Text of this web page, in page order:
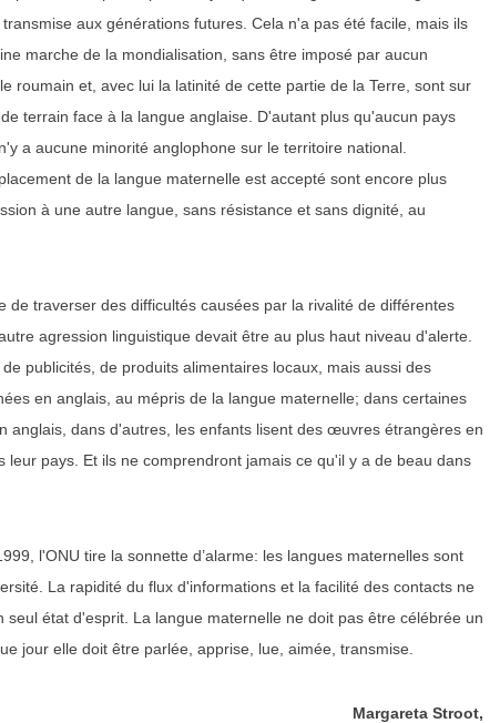
aux générations futures. Cela n'a pas été facile, mais ils
marche de la mondialisation, sans être imposé par aucun
roumain et, avec lui la latinité de cette partie de la Terre, sont sur
terrain face à la langue anglaise. D'autant plus qu'aucun pays
a aucune minorité anglophone sur le territoire national.
de la langue maternelle est accepté sont encore plus
à une autre langue, sans résistance et sans dignité, au
traverser des difficultés causées par la rivalité de différentes
agression linguistique devait être au plus haut niveau d'alerte.
publicités, de produits alimentaires locaux, mais aussi des
en anglais, au mépris de la langue maternelle; dans certaines
anglais, dans d'autres, les enfants lisent des œuvres étrangères en
pays. Et ils ne comprendront jamais ce qu'il y a de beau dans
l'ONU tire la sonnette d’alarme: les langues maternelles sont
La rapidité du flux d'informations et la facilité des contacts ne
état d'esprit. La langue maternelle ne doit pas être célébrée un
jour elle doit être parlée, apprise, lue, aimée, transmise.
Margareta Stroot,